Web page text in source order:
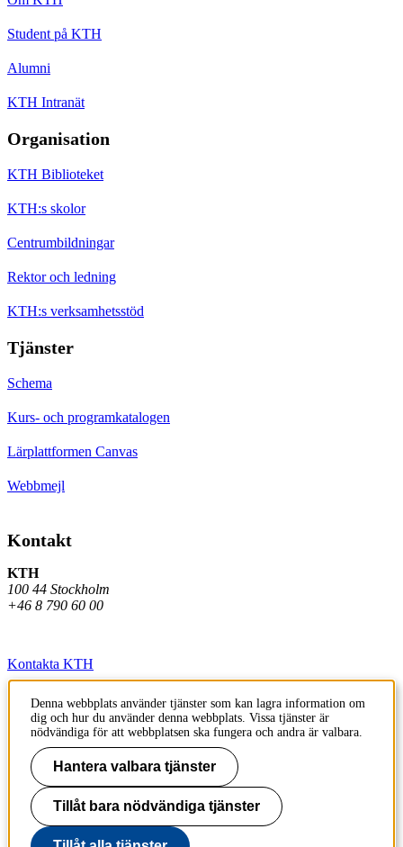
Student på KTH
Alumni
KTH Intranät
Organisation
KTH Biblioteket
KTH:s skolor
Centrumbildningar
Rektor och ledning
KTH:s verksamhetsstöd
Tjänster
Schema
Kurs- och programkatalogen
Lärplattformen Canvas
Webbmejl
Kontakt
KTH
100 44 Stockholm
+46 8 790 60 00
Kontakta KTH
Jobba på KTH
Press och media
Faktura och betalning KTH
Om KTH:s webbplatser
Tillgänglighetsredogörelse
Denna webbplats använder tjänster som kan lagra information om
dig och hur du använder denna webbplats. Vissa tjänster är
nödvändiga för att webbplatsen ska fungera och andra är valbara.
Hantera valbara tjänster
Tillåt bara nödvändiga tjänster